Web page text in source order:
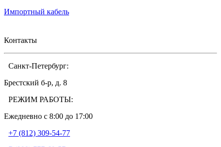
Импортный кабель
Контакты
Санкт-Петербург:
Брестский б-р, д. 8
РЕЖИМ РАБОТЫ:
Ежедневно c 8:00 до 17:00
+7 (812) 309-54-77